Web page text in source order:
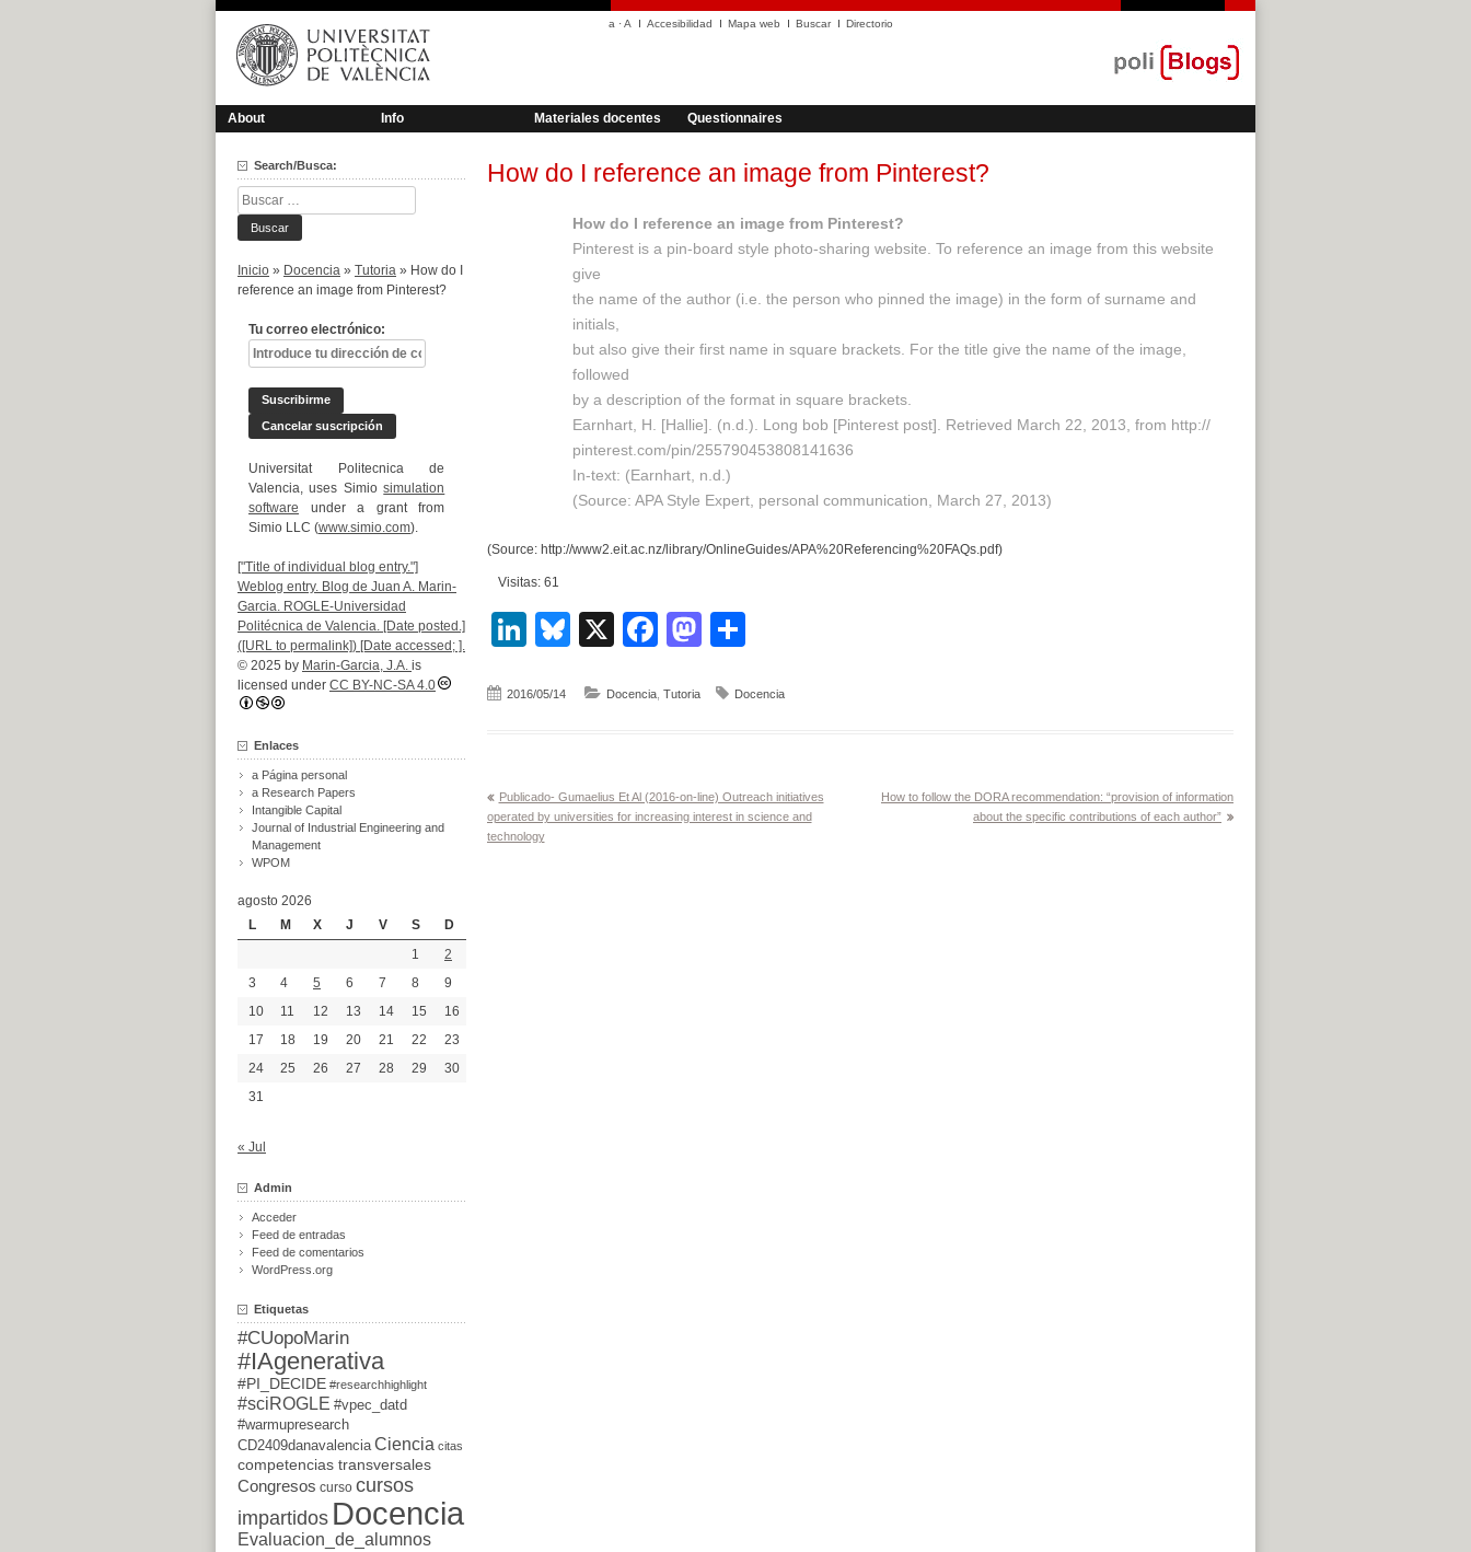
Saltar
contenido
a ·A Accesibilidad Mapa web Buscar Directorio
About Info Materiales docentes Questionnaires
How do I reference an image from Pinterest?
How do I reference an image from Pinterest?
Pinterest is a pin-board style photo-sharing website. To reference an image from this website
give
the name of the author (i.e. the person who pinned the image) in the form of surname and
initials,
but also give their first name in square brackets. For the title give the name of the image,
followed
by a description of the format in square brackets.
Earnhart, H. [Hallie]. (n.d.). Long bob [Pinterest post]. Retrieved March 22, 2013, from http://
pinterest.com/pin/255790453808141636
In-text: (Earnhart, n.d.)
(Source: APA Style Expert, personal communication, March 27, 2013)
(Source: http://www2.eit.ac.nz/library/OnlineGuides/APA%20Referencing%20FAQs.pdf)
Visitas: 61
LinkedIn
Bluesky
X Facebook
Mastodon
2016/05/14 Docencia, Tutoria Docencia
Navegación
de
entradas
Publicado- Gumaelius Et Al (2016-on-line) Outreach initiatives
operated by universities for increasing interest in science and
technology
How to follow the DORA recommendation: “provision of information
about the specific contributions of each author”
Search/Busca:
Buscar:
Inicio » Docencia » Tutoria » How do I
reference an image from Pinterest?
Tu correo electrónico:
Universitat Politecnica de
Valencia, uses Simiosimulation
software under a grant from
Simio LLC (www.simio.com).
["Title of individual blog entry."]
Weblog entry. Blog de Juan A. Marin-
Garcia. ROGLE-Universidad
Politécnica de Valencia. [Date posted.]
([URL to permalink]) [Date accessed; ].
© 2025 by Marin-Garcia, J.A. is
licensed under CC BY-NC-SA 4.0
Enlaces
a Página personal
a Research Papers
Intangible Capital
Journal of Industrial Engineering and
Management
WPOM
agosto 2026
L
M X J V S
D
1
2
3
4 5 6 7 8
9
10
11 12 13 14 15
16
17
18 19 20 21 22
23
24
25 26 27 28 29
30
31
« Jul
Admin
Acceder
Feed de entradas
Feed de comentarios
WordPress.org
Etiquetas
#CUopoMarin
#IAgenerativa
#PI_DECIDE #researchhighlight
#sciROGLE #vpec_datd
#warmupresearch
CD2409danavalencia Ciencia citas
competencias transversales
Congresos curso cursos
impartidos Docencia
Evaluacion_de_alumnos